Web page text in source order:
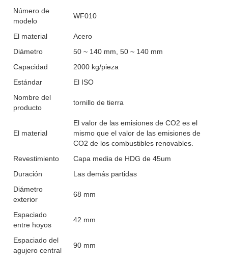
Número de
modelo
WF010
El material
Acero
Diámetro
50 ~ 140 mm, 50 ~ 140 mm
Capacidad
2000 kg/pieza
Estándar
El ISO
Nombre del
producto
tornillo de tierra
El material
El valor de las emisiones de CO2 es el
mismo que el valor de las emisiones de
CO2 de los combustibles renovables.
Revestimiento
Capa media de HDG de 45um
Duración
Las demás partidas
Diámetro
exterior
68 mm
Espaciado
entre hoyos
42 mm
Espaciado del
agujero central
90 mm